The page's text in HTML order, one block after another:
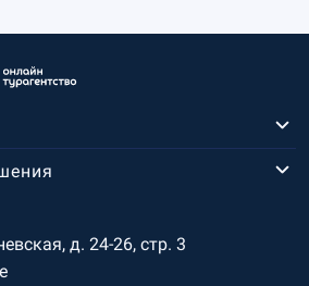
д. 24-26, стр. 3